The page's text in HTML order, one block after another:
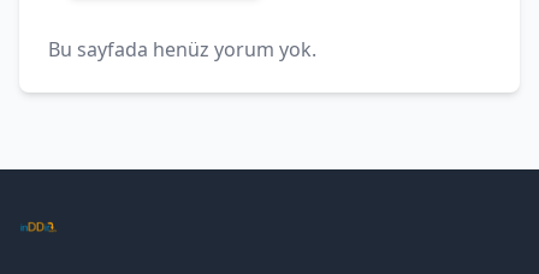
Bu sayfada henüz yorum yok.